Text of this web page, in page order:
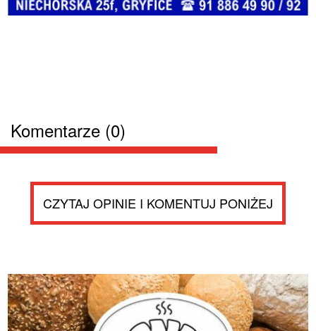
Komentarze (0)
CZYTAJ OPINIE I KOMENTUJ PONIŻEJ